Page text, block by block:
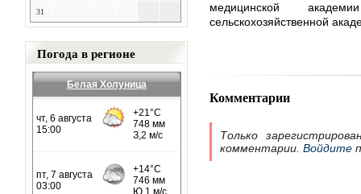
31
Погода в регионе
Белая Холуница
медицинской
сельскохозяйственной
Комментарии
Только
комментарии. Войдите